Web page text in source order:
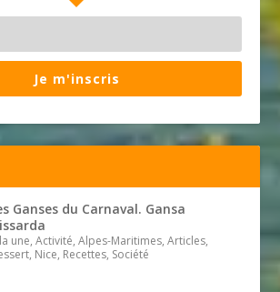
Je m'inscris
Ganses du Carnaval. Gansa
une, Activité, Alpes-Maritimes, Articles,
Nice, Recettes, Société